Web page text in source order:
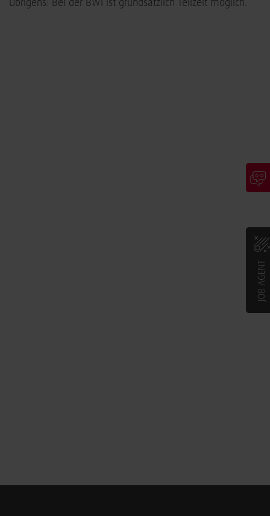
Übrigens: Bei der BWI ist grundsätzlich Teilzeit möglich.